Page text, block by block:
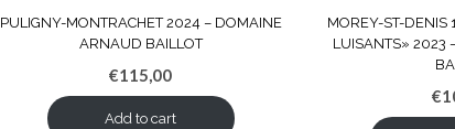
PULIGNY-MONTRACHET 2024 – DOMAINE
ARNAUD BAILLOT
€115,00
Add to cart
MOREY-ST-DENIS
LUISANTS» 2023
€